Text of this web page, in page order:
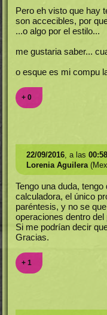
Pero eh visto que hay
son accecibles, por
...o algo por el estilo...
me gustaria saber...
o esque es mi compu
+ 0
22/09/2016, a las 00:58
Lorenia Aguilera
Tengo una duda,
calculadora, el único
paréntesis, y no se
operaciones dentro del
Si me podrían decir
Gracias.
+ 1